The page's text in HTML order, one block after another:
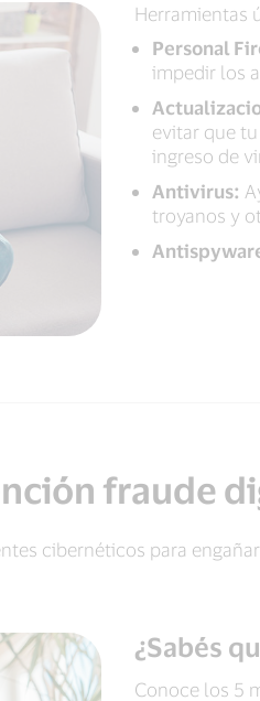
Herramientas
Personal
impedir los
evitar que
ingreso de
Antivirus:
troyanos y
fraude
cibernéticos para
¿Sabés
Conoce los 5